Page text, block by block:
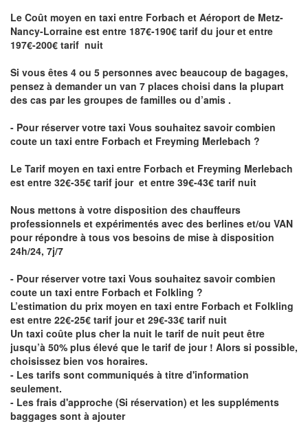
Le Coût moyen en taxi entre Forbach et Aéroport de Metz-
Nancy-Lorraine est entre 187€-190€ tarif du jour et entre
197€-200€ tarif nuit
Si vous êtes 4 ou 5 personnes avec beaucoup de bagages,
pensez à demander un van 7 places choisi dans la plupart
des cas par les groupes de familles ou d’amis .
- Pour réserver votre taxi Vous souhaitez savoircombien
coute un taxi entre Forbach et Freyming Merlebach ?
Le Tarif moyen en taxi entre Forbach et Freyming Merlebach
est entre 32€-35€ tarif jour et entre 39€-43€ tarif nuit
Nous mettons à votre disposition des chauffeurs
professionnels et expérimentés avec des berlines et/ou VAN
pour répondre à tous vos besoins de mise à disposition
24h/24, 7j/7
- Pour réserver votre taxi Vous souhaitez savoircombien
coute un taxi entre Forbach et Folkling ?
L’estimation du prix moyen en taxi entre Forbach et Folkling
est entre 22€-25€ tarif jour et 29€-33€ tarif nuit
Un taxi coûte plus cher la nuit le tarif de nuit peut être
jusqu’à 50% plus élevé que le tarif de jour ! Alors si possible,
choisissez bien vos horaires.
- Les tarifs sont communiqués à titre d'information
seulement.
- Les frais d'approche (Si réservation) et les suppléments
baggages sont à ajouter